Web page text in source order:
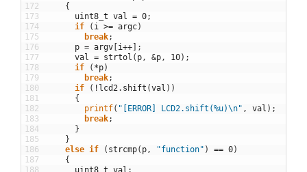
172
173
174
175
176
177
178
179
180
181
182
183
184
185
186
187
{
uint8 t val = 0;
if
( i >= argc)
break;
p = argv i++
;
val = strtol ( p, &p, 10) ;
if
( *p)
break;
if
( ! lcd2. shift (val ) )
{
printf( "[ERROR] LCD2.shift(%u)\n" , val ) ;
break;
}
}
else if ( strcmp( p, "function" ) == 0)
{